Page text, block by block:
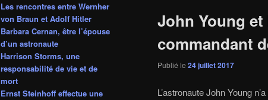
John Young
commandant
Publié le 24 juillet 2017
L’astronaute John Young
Les rencontres entre Wernher
von Braun et Adolf Hitler
Barbara Cernan, être l’épouse
d’un astronaute
Harrison Storms, une
responsabilité de vie et de
mort
Ernst Steinhoff effectue une